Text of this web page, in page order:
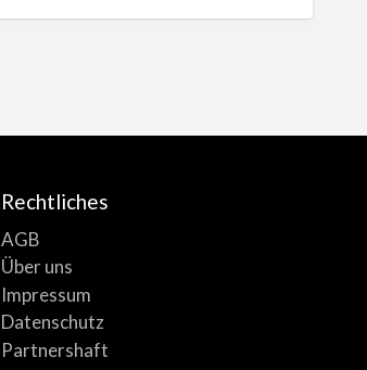
Rechtliches
AGB
Über uns
Impressum
Datenschutz
Partnershaft